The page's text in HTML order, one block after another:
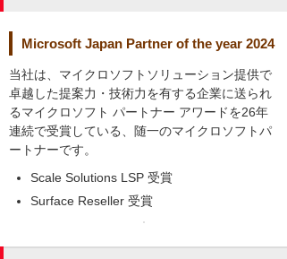
Microsoft Japan Partner of the year 2024
当社は、マイクロソフトソリューション提供で
卓越した提案力・技術力を有する企業に送られ
るマイクロソフト パートナー アワードを26年
連続で受賞している、随一のマイクロソフトパ
ートナーです。
Scale Solutions LSP 受賞
Surface Reseller 受賞